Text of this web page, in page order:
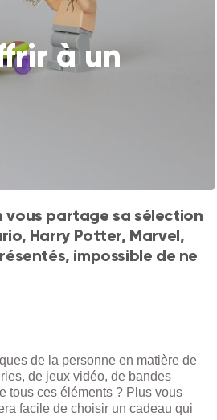
à un
vous partage sa sélection
Harry Potter, Marvel,
impossible de ne
de la personne en matière de
de jeux vidéo, de bandes
tous ces éléments ? Plus vous
facile de choisir un cadeau qui